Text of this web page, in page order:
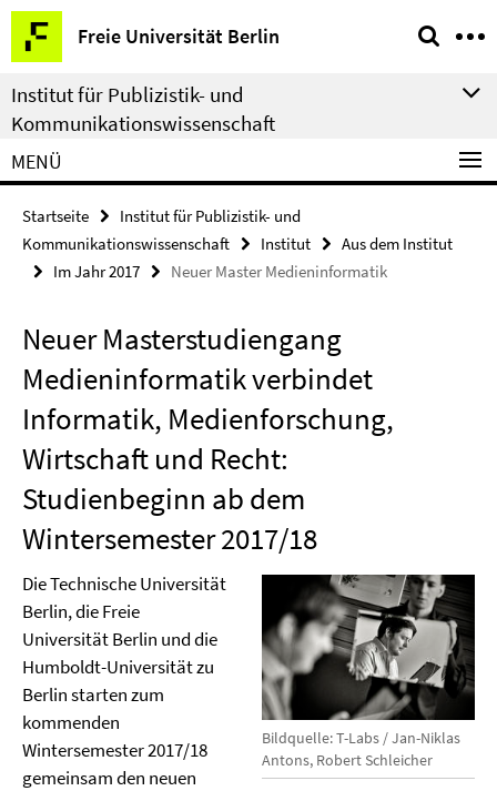
Springe
direkt
zu
Inhalt
Freie Universität Berlin
Service-
Navigation
Institut für Publizistik- und
Kommunikationswissenschaft
MENÜ
Startseite
Institut für Publizistik- und
Kommunikationswissenschaft
Institut
Aus dem Institut
Im Jahr 2017
Neuer Master Medieninformatik
Neuer Masterstudiengang
Medieninformatik verbindet
Informatik, Medienforschung,
Wirtschaft und Recht:
Studienbeginn ab dem
Wintersemester 2017/18
Bildquelle: T-Labs / Jan-Niklas
Antons, Robert Schleicher
Die Technische Universität
Berlin, die Freie
Universität Berlin und die
Humboldt-Universität zu
Berlin starten zum
kommenden
Wintersemester 2017/18
gemeinsam den neuen